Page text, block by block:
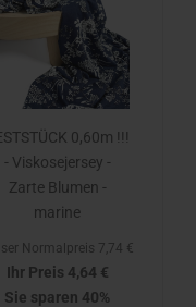
0,60m !!!
- Viskosejersey -
Zarte Blumen -
marine
Normalpreis 7,74 €
Ihr Preis 4,64 €
Sie sparen 40%